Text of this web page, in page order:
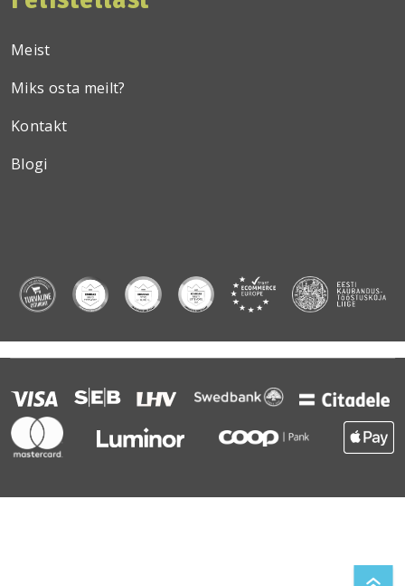
Meist
Miks osta meilt?
Kontakt
Blogi